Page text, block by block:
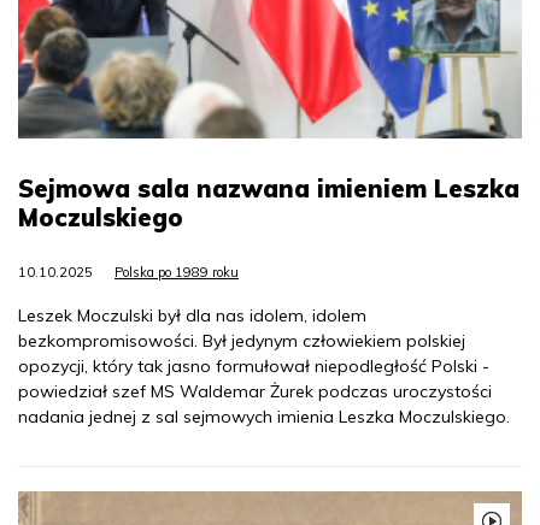
Sejmowa sala nazwana imieniem Leszka
Moczulskiego
10.10.2025 Polska po 1989 roku
Leszek Moczulski był dla nas idolem, idolem
bezkompromisowości. Był jedynym człowiekiem polskiej
opozycji, który tak jasno formułował niepodległość Polski -
powiedział szef MS Waldemar Żurek podczas uroczystości
nadania jednej z sal sejmowych imienia Leszka Moczulskiego.